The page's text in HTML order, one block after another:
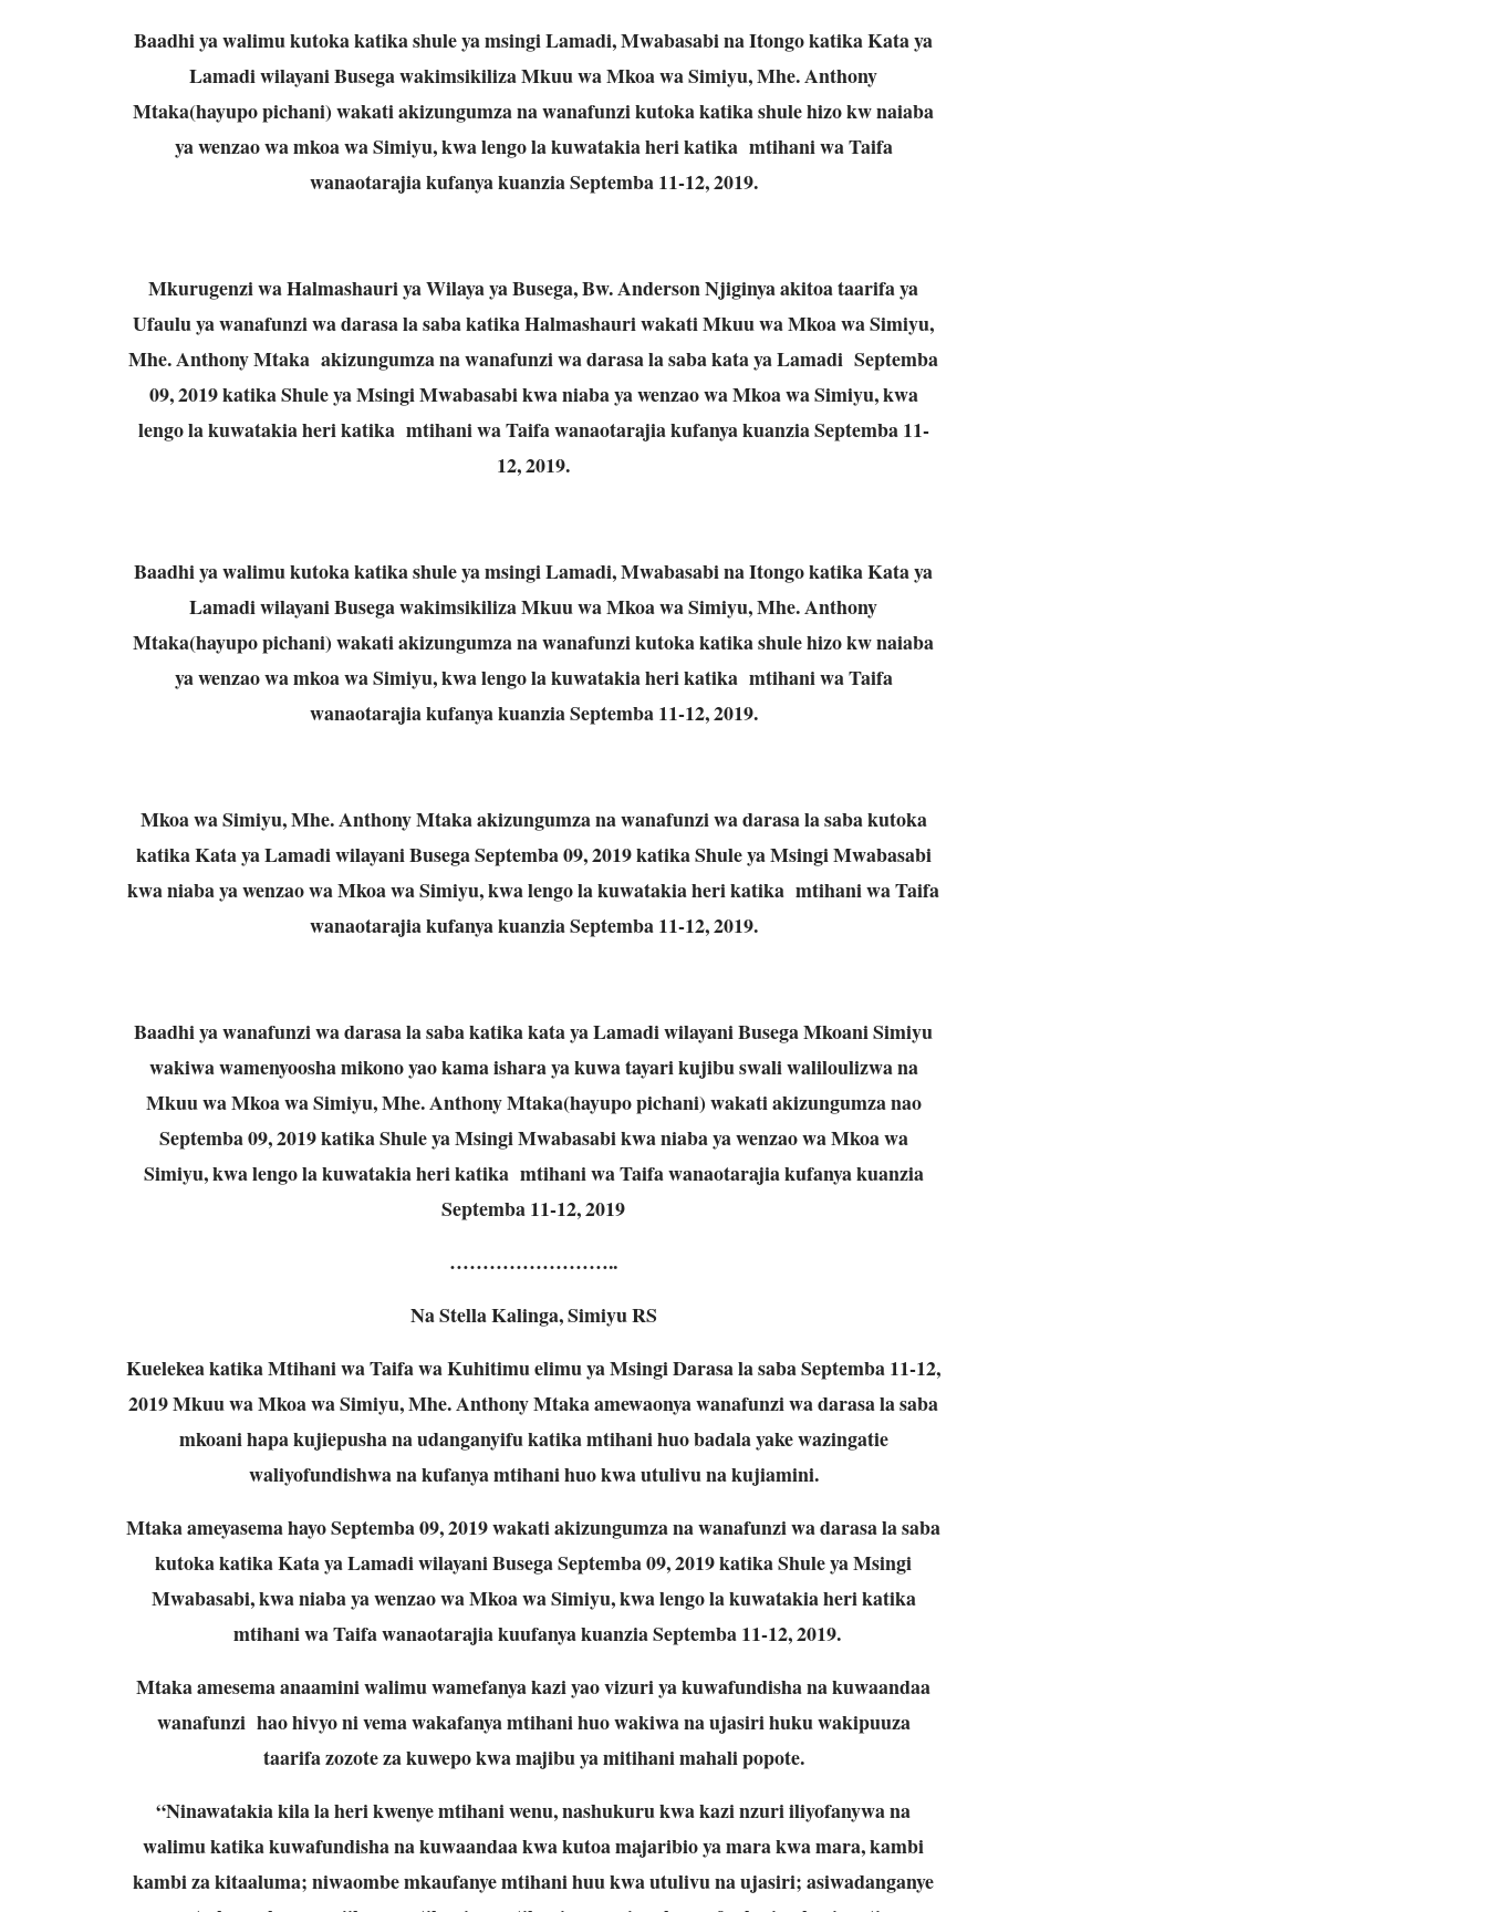
Baadhi ya walimu kutoka katika shule ya msingi Lamadi, Mwabasabi na Itongo katika Kata ya
Lamadi wilayani Busega wakimsikiliza Mkuu wa Mkoa wa Simiyu, Mhe. Anthony
Mtaka(hayupo pichani) wakati akizungumza na wanafunzi kutoka katika shule hizo kw naiaba
ya wenzao wa mkoa wa Simiyu, kwa lengo la kuwatakia heri katika mtihani wa Taifa
wanaotarajia kufanya kuanzia Septemba 11-12, 2019.
Mkurugenzi wa Halmashauri ya Wilaya ya Busega, Bw. Anderson Njiginya akitoa taarifa ya
Ufaulu ya wanafunzi wa darasa la saba katika Halmashauri wakati Mkuu wa Mkoa wa Simiyu,
Mhe. Anthony Mtaka akizungumza na wanafunzi wa darasa la saba kata ya Lamadi Septemba
09, 2019 katika Shule ya Msingi Mwabasabi kwa niaba ya wenzao wa Mkoa wa Simiyu, kwa
lengo la kuwatakia heri katika mtihani wa Taifa wanaotarajia kufanya kuanzia Septemba 11-
12, 2019.
Baadhi ya walimu kutoka katika shule ya msingi Lamadi, Mwabasabi na Itongo katika Kata ya
Lamadi wilayani Busega wakimsikiliza Mkuu wa Mkoa wa Simiyu, Mhe. Anthony
Mtaka(hayupo pichani) wakati akizungumza na wanafunzi kutoka katika shule hizo kw naiaba
ya wenzao wa mkoa wa Simiyu, kwa lengo la kuwatakia heri katika mtihani wa Taifa
wanaotarajia kufanya kuanzia Septemba 11-12, 2019.
Mkoa wa Simiyu, Mhe. Anthony Mtaka akizungumza na wanafunzi wa darasa la saba kutoka
katika Kata ya Lamadi wilayani Busega Septemba 09, 2019 katika Shule ya Msingi Mwabasabi
kwa niaba ya wenzao wa Mkoa wa Simiyu, kwa lengo la kuwatakia heri katika mtihani wa Taifa
wanaotarajia kufanya kuanzia Septemba 11-12, 2019.
Baadhi ya wanafunzi wa darasa la saba katika kata ya Lamadi wilayani Busega Mkoani Simiyu
wakiwa wamenyoosha mikono yao kama ishara ya kuwa tayari kujibu swali waliloulizwa na
Mkuu wa Mkoa wa Simiyu, Mhe. Anthony Mtaka(hayupo pichani) wakati akizungumza nao
Septemba 09, 2019 katika Shule ya Msingi Mwabasabi kwa niaba ya wenzao wa Mkoa wa
Simiyu, kwa lengo la kuwatakia heri katika mtihani wa Taifa wanaotarajia kufanya kuanzia
Septemba 11-12, 2019
……………………..
Na Stella Kalinga, Simiyu RS
Kuelekea katika Mtihani wa Taifa wa Kuhitimu elimu ya Msingi Darasa la saba Septemba 11-12,
2019 Mkuu wa Mkoa wa Simiyu, Mhe. Anthony Mtaka amewaonya wanafunzi wa darasa la saba
mkoani hapa kujiepusha na udanganyifu katika mtihani huo badala yake wazingatie
waliyofundishwa na kufanya mtihani huo kwa utulivu na kujiamini.
Mtaka ameyasema hayo Septemba 09, 2019 wakati akizungumza na wanafunzi wa darasa la saba
kutoka katika Kata ya Lamadi wilayani Busega Septemba 09, 2019 katika Shule ya Msingi
Mwabasabi, kwa niaba ya wenzao wa Mkoa wa Simiyu, kwa lengo la kuwatakia heri katika
mtihani wa Taifa wanaotarajia kuufanya kuanzia Septemba 11-12, 2019.
Mtaka amesema anaamini walimu wamefanya kazi yao vizuri ya kuwafundisha na kuwaandaa
wanafunzi hao hivyo ni vema wakafanya mtihani huo wakiwa na ujasiri huku wakipuuza
taarifa zozote za kuwepo kwa majibu ya mitihani mahali popote.
“Ninawatakia kila la heri kwenye mtihani wenu, nashukuru kwa kazi nzuri iliyofanywa na
walimu katika kuwafundisha na kuwaandaa kwa kutoa majaribio ya mara kwa mara, kambi
kambi za kitaaluma; niwaombe mkaufanye mtihani huu kwa utulivu na ujasiri; asiwadanganye